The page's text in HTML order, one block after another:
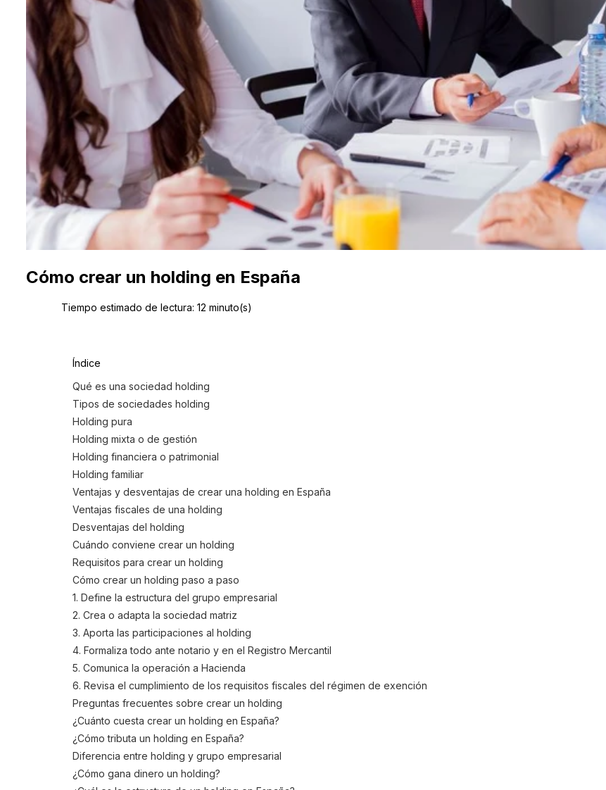
Cómo crear un holding en España
Tiempo estimado de lectura: 12 minuto(s)
Índice
Qué es una sociedad holding
Tipos de sociedades holding
Holding pura
Holding mixta o de gestión
Holding financiera o patrimonial
Holding familiar
Ventajas y desventajas de crear una holding en España
Ventajas fiscales de una holding
Desventajas del holding
Cuándo conviene crear un holding
Requisitos para crear un holding
Cómo crear un holding paso a paso
1. Define la estructura del grupo empresarial
2. Crea o adapta la sociedad matriz
3. Aporta las participaciones al holding
4. Formaliza todo ante notario y en el Registro Mercantil
5. Comunica la operación a Hacienda
6. Revisa el cumplimiento de los requisitos fiscales del régimen de exención
Preguntas frecuentes sobre crear un holding
¿Cuánto cuesta crear un holding en España?
¿Cómo tributa un holding en España?
Diferencia entre holding y grupo empresarial
¿Cómo gana dinero un holding?